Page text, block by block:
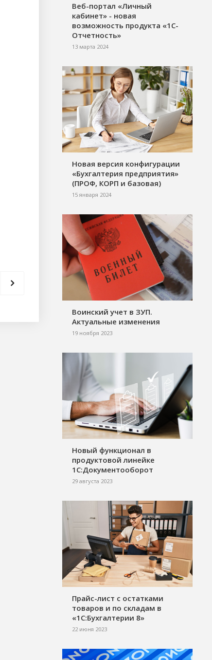
Веб-портал «Личный
кабинет» - новая
возможность продукта «1С-
Отчетность»
13 марта 2024
Новая версия конфигурации
«Бухгалтерия предприятия»
(ПРОФ, КОРП и базовая)
15 января 2024
Воинский учет в ЗУП.
Актуальные изменения
19 ноября 2023
Новый функционал в
продуктовой линейке
1С:Документооборот
29 августа 2023
Прайс-лист с остатками
товаров и по складам в
«1С:Бухгалтерии 8»
22 июня 2023